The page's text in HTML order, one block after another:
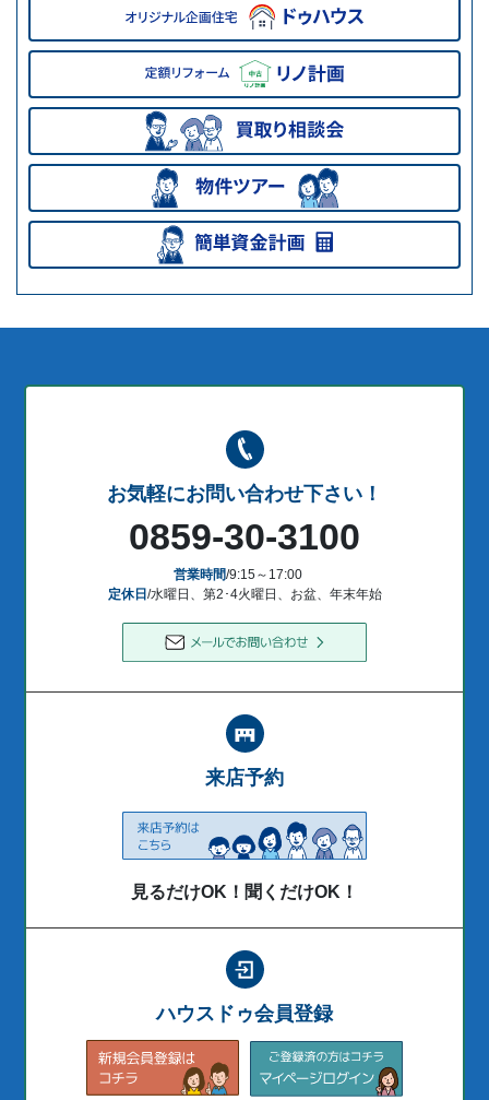
お気軽にお問い合わせ下さい！
0859-30-3100
営業時間/9:15～17:00
定休日 /水曜日、第2･4火曜日、お盆、年末年始
来店予約
見るだけOK！聞くだけOK！
ハウスドゥ会員登録